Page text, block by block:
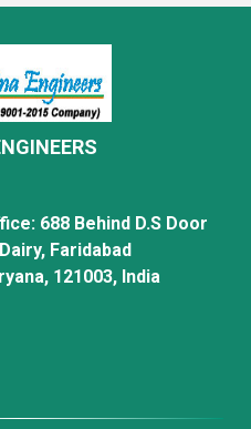
688 Behind D.S Door
Faridabad
121003, India